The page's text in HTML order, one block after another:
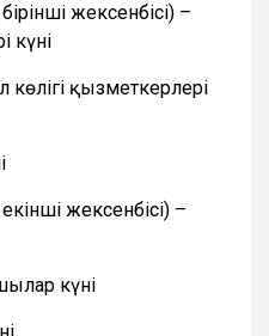
жексенбісі) –
күні
қызметкерлері
жексенбісі) –
күні